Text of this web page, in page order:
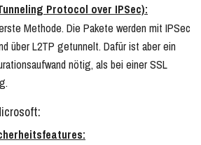
Protocol over IPSec):
Methode. Die Pakete werden mit IPSec
über L2TP getunnelt. Dafür ist aber ein
nötig, als bei einer SSL